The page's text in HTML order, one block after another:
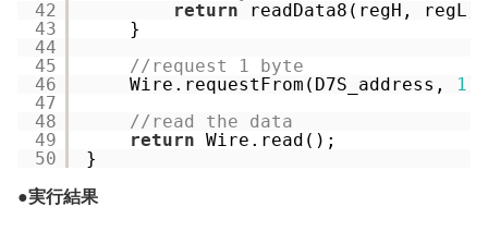
42
43
44
45
46
47
48
49
50
return
readData8(regH, regL);
}
//request 1 byte
Wire.requestFrom(D7S_address,
1
//read the data
return Wire.read();
}
●実行結果